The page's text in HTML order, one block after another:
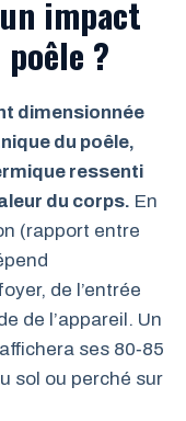
impact
?
dimensionnée
du poêle,
ressenti
du corps. En
(rapport entre
de l’entrée
de l’appareil. Un
affichera ses 80‑85
sol ou perché sur